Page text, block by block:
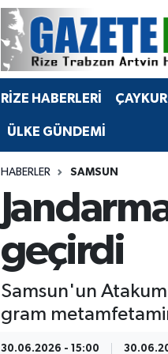
RİZE HABERLERİ
ÜLKE GÜNDEMİ
HABERLER SAMSUN
geçirdi
Samsun'un
gram
30.06.2026 - 15:00
news
Nöbetçi Eczaneler
Hava Durumu
Trafik Yoğunluk Haritası
Haberleri